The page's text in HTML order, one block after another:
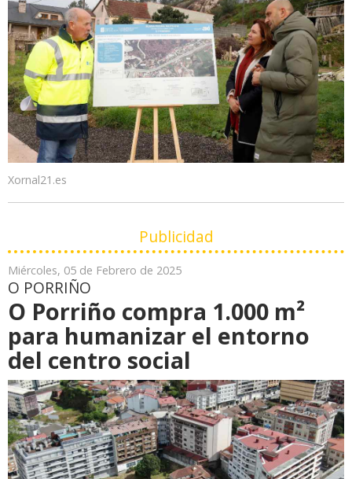
Xornal21.es
Publicidad
Miércoles, 05 de Febrero de 2025
O PORRIÑO
O Porriño compra 1.000 m²
para humanizar el entorno
del centro social